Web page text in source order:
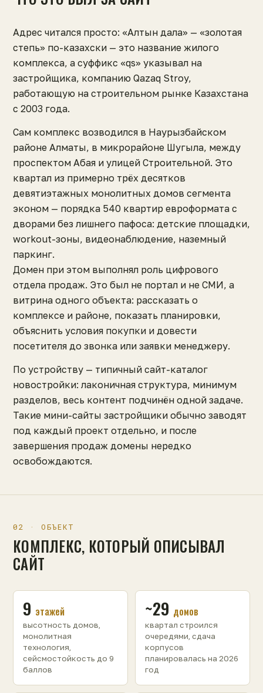
Адрес читался просто: «Алтын дала» — «золотая
степь» по-казахски — это название жилого
комплекса, а суффикс «qs» указывал на
застройщика, компанию Qazaq Stroy,
работающую на строительном рынке Казахстана
с 2003 года.
Сам комплекс возводился в Наурызбайском
районе Алматы, в микрорайоне Шугыла, между
проспектом Абая и улицей Строительной. Это
квартал из примерно трёх десятков
девятиэтажных монолитных домов сегмента
эконом — порядка 540 квартир евроформата с
дворами без лишнего пафоса: детские площадки,
workout-зоны, видеонаблюдение, наземный
паркинг.
Домен при этом выполнял роль цифрового
отдела продаж. Это был не портал и не СМИ, а
витрина одного объекта: рассказать о
комплексе и районе, показать планировки,
объяснить условия покупки и довести
посетителя до звонка или заявки менеджеру.
По устройству — типичный сайт-каталог
новостройки: лаконичная структура, минимум
разделов, весь контент подчинён одной задаче.
Такие мини-сайты застройщики обычно заводят
под каждый проект отдельно, и после
завершения продаж домены нередко
освобождаются.
02 · ОБЪЕКТ
КОМПЛЕКС, КОТОРЫЙ ОПИСЫВАЛ
САЙТ
9 этажей
высотность домов,
монолитная
технология,
сейсмостойкость до 9
баллов
~29 домов
квартал строился
очередями, сдача
корпусов
планировалась на 2026
год